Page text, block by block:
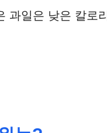
과일은 낮은 칼로